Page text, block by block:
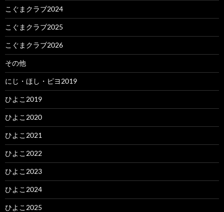
こぐまクラブ2024
こぐまクラブ2025
こぐまクラブ2026
その他
にじ・ほし・ピヨ2019
ひよこ2019
ひよこ2020
ひよこ2021
ひよこ2022
ひよこ2023
ひよこ2024
ひよこ2025